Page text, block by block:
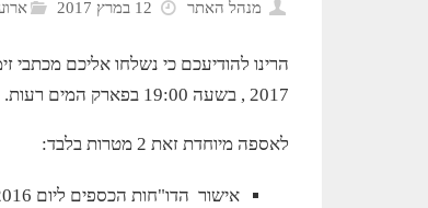
מנהל האתר 12 במרץ 2017
2017 , בשעה 19:00 בפארק המים רעות.
לאספה מיוחדת זאת 2 מטרות בלבד:
אישור הדו"חות הכספים ליום 31/12/2016 .